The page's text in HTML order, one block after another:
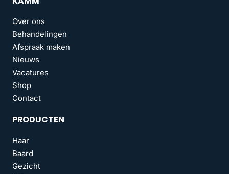
Over ons
Behandelingen
Afspraak maken
Nieuws
Vacatures
Shop
Contact
PRODUCTEN
Haar
Baard
Gezicht